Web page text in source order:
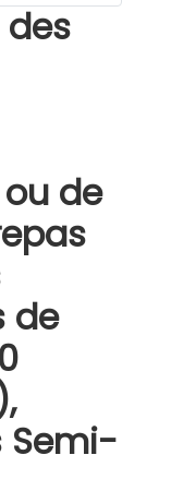
de
de
Semi-